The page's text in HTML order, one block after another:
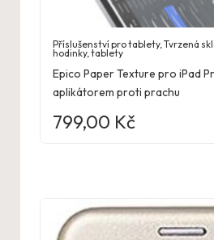
Příslušenství pro tablety,Tvrzená
hodinky, tablety
Epico Paper Texture pro iPad
aplikátorem proti prachu
799,00 Kč